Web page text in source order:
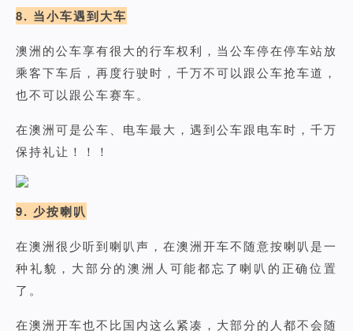
8. 当小车遇到大车
澳洲的公车享有很大的行车权利，当公车停在停车站放
乘客下车后，再度行驶时，千万不可以跟公车抢车道，
也不可以跟公车赛车。
在澳洲可是公车、电车最大，遇到公车跟电车时，千万
保持礼让！！！
9. 少按喇叭
在澳洲很少听到喇叭声，在澳洲开车不随意按喇叭是一
种礼貌，大部分的澳洲人可能都忘了喇叭的正确位置
了。
在澳洲开车也不比国内这么紧凑，大部分的人都不会随